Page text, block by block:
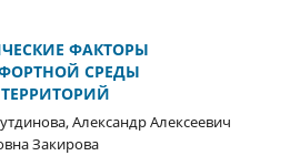
ФАКТОРЫ
СРЕДЫ
Александр Алексеевич
Закирова